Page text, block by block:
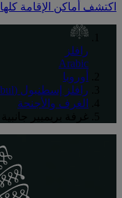
اكتشف أماكن الإقامة كلها
رافلز
Arabic
أوروبا
رافلز إسطنبول (Raffles Istanbul)
الغرف والأجنحة